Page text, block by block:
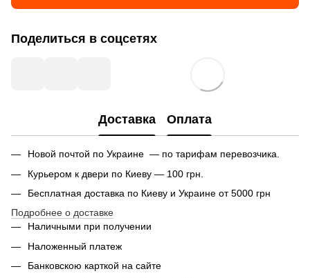
Поделиться в соцсетях
Доставка Оплата
Новой почтой по Украине — по тарифам перевозчика.
Курьером к двери по Киеву — 100 грн.
Бесплатная доставка по Киеву и Украине от 5000 грн
Подробнее о доставке
Наличными при получении
Наложенный платеж
Банковскою карткой на сайте